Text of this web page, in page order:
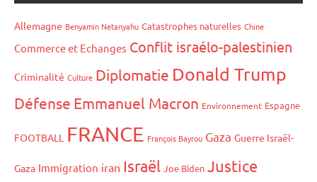
Allemagne Benyamin Netanyahu Catastrophes naturelles Chine
Commerce et Echanges Conflit israélo-palestinien
Criminalité Culture Diplomatie Donald Trump
Défense Emmanuel Macron Environnement Espagne
FOOTBALL FRANCE François Bayrou Gaza Guerre Israël-
Gaza Immigration iran Israël Joe Biden Justice